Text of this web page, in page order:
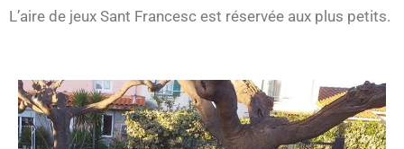
L’aire de jeux Sant Francesc est réservée aux plus petits.